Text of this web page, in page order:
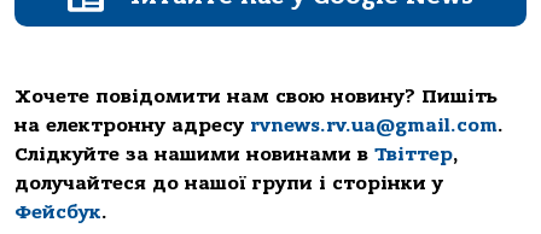
Хочете повідомити нам свою новину? Пишіть
на електронну адресу rvnews.rv.ua@gmail.com.
Слідкуйте за нашими новинами в Твіттер,
долучайтеся до нашої групи і сторінки у
Фейсбук.